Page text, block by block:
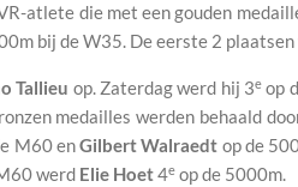
atlete die met een gouden
bij de W35. De eerste 2
Tallieu op. Zaterdag werd hij 3eop
medailles werden behaald
M60 enGilbert Walraedt op de
werd Elie Hoet4e op de 5000m.